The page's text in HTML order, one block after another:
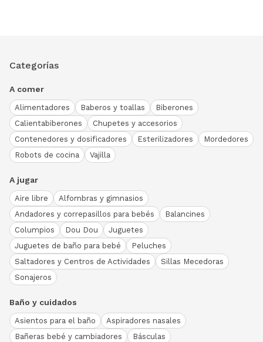
Categorías
A comer
Alimentadores Baberos y toallas
Biberones
Calientabiberones
Chupetes y accesorios
Contenedores y dosificadores
Esterilizadores
Mordedores
Robots de cocina
Vajilla
A jugar
Aire libre
Alfombras y gimnasios
Andadores y correpasillos para bebés
Balancines
Columpios
Dou Dou
Juguetes
Juguetes de baño para bebé
Peluches
Saltadores y Centros de Actividades
Sillas Mecedoras
Sonajeros
Baño y cuidados
Asientos para el baño
Aspiradores nasales
Bañeras bebé y cambiadores
Básculas